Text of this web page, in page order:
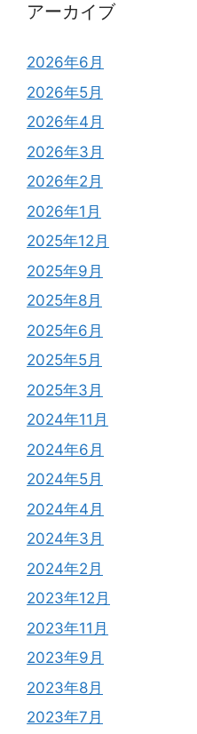
アーカイブ
2026年6月
2026年5月
2026年4月
2026年3月
2026年2月
2026年1月
2025年12月
2025年9月
2025年8月
2025年6月
2025年5月
2025年3月
2024年11月
2024年6月
2024年5月
2024年4月
2024年3月
2024年2月
2023年12月
2023年11月
2023年9月
2023年8月
2023年7月